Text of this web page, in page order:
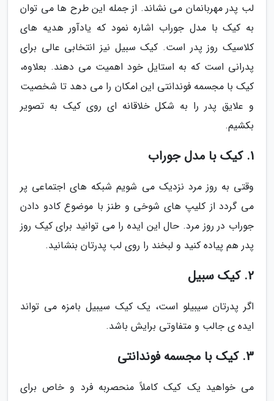
لب پدر مهربانمان می نشاند. از جمله این طرح ها می توان
به کیک با مدل جوراب اشاره نمود که یادآور هدیه های
کلاسیک روز پدر است. کیک سبیل نیز انتخابی عالی برای
پدرانی است که به استایل خود اهمیت می دهند. بعلاوه،
کیک با مجسمه فوندانتی این امکان را می دهد تا شخصیت
و علایق پدر را به شکل خلاقانه ای روی کیک به تصویر
بکشیم.
1. کیک با مدل جوراب
وقتی به روز مرد نزدیک می شویم شبکه های اجتماعی پر
می گردد از کلیپ های شوخی و طنز با موضوع کادو دادن
جوراب در روز مرد. حال این ایده را می توانید برای کیک روز
پدر هم پیاده کنید و لبخند را روی لب پدرتان بنشانید.
2. کیک سبیل
اگر پدرتان سیبیلو است، یک کیک سیبیل بامزه می تواند
ایده ی جالب و متفاوتی برایش باشد.
3. کیک با مجسمه فوندانتی
می خواهید یک کیک کاملاً منحصربه فرد و خاص برای